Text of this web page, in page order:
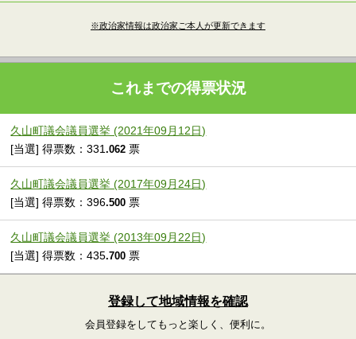
※政治家情報は政治家ご本人が更新できます
これまでの得票状況
久山町議会議員選挙 (2021年09月12日)
[当選] 得票数：331.062 票
久山町議会議員選挙 (2017年09月24日)
[当選] 得票数：396.500 票
久山町議会議員選挙 (2013年09月22日)
[当選] 得票数：435.700 票
登録して地域情報を確認
会員登録をしてもっと楽しく、便利に。